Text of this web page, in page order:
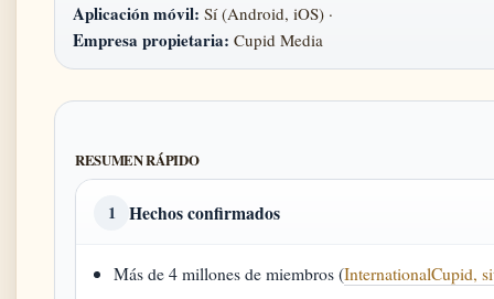
Aplicación móvil: Sí (Android, iOS) ·
Empresa propietaria: Cupid Media
RESUMEN RÁPIDO
1 Hechos confirmados
Más de 4 millones de miembros (InternationalCupid,